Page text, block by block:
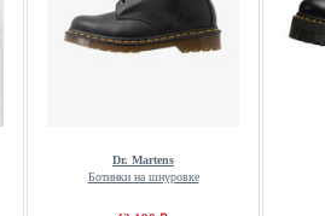
Dr. Martens
Ботинки на шнуровке